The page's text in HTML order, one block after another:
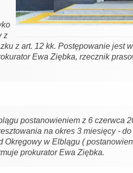
z
z art. 12 kk. Postępowanie jest
Ewa Ziębka, rzecznik
postanowieniem z 6 czerwca
na okres 3 miesięcy -
Okręgowy w Elblągu (
prokurator Ewa Ziębka.